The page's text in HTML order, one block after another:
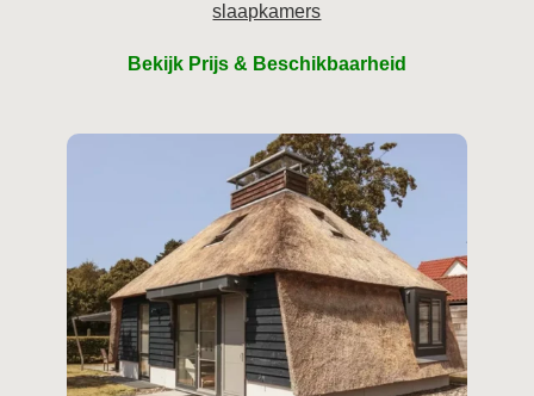
slaapkamers
Bekijk Prijs & Beschikbaarheid